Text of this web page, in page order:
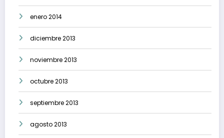
enero 2014
diciembre 2013
noviembre 2013
octubre 2013
septiembre 2013
agosto 2013